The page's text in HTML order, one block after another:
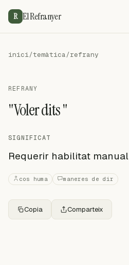
R El Refranyer
inici/temàtica/refrany
REFRANY
"Voler dits "
SIGNIFICAT
Requerir habilitat manual
cos huma maneres de dir
Copia Comparteix